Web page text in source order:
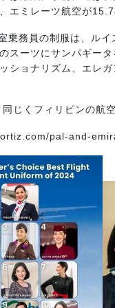
エミレーツ航空が
乗務員の制服は、ル
スーツにサンパギー
ショナリズム、エレ
じくフィリピンの航
pal-and-